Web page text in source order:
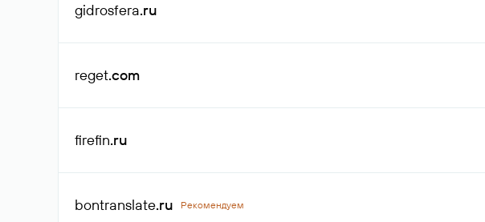
gidrosfera.ru
reget.com
firefin.ru
bontranslate.ru Рекомендуем